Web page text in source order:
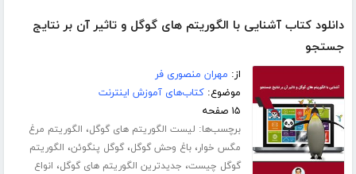
دانلود کتاب آشنایی با الگوریتم های گوگل و تاثیر آن بر نتایج
جستجو
از: مهران منصوری فر
موضوع:کتاب‌های آموزش اینترنت
۱۵ صفحه
برچسب‌ها: لیست الگوریتم های گوگل، الگوریتم مرغ
مگس خوار،باغ وحش گوگل،گوگل پنگوئن، الگوریتم
گوگل چیست، جدیدترین الگوریتم های گوگل، انواع